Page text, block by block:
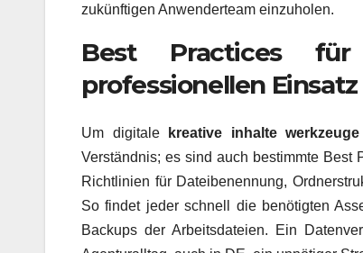
zukünftigen Anwenderteam einzuholen.
Best Practices
professionellen Einsatz
Um digitale kreative inhalte werkzeuge
Verständnis; es sind auch bestimmte Best
Richtlinien für Dateibenennung,
So findet jeder schnell die benötigten
Backups der Arbeitsdateien. Ein